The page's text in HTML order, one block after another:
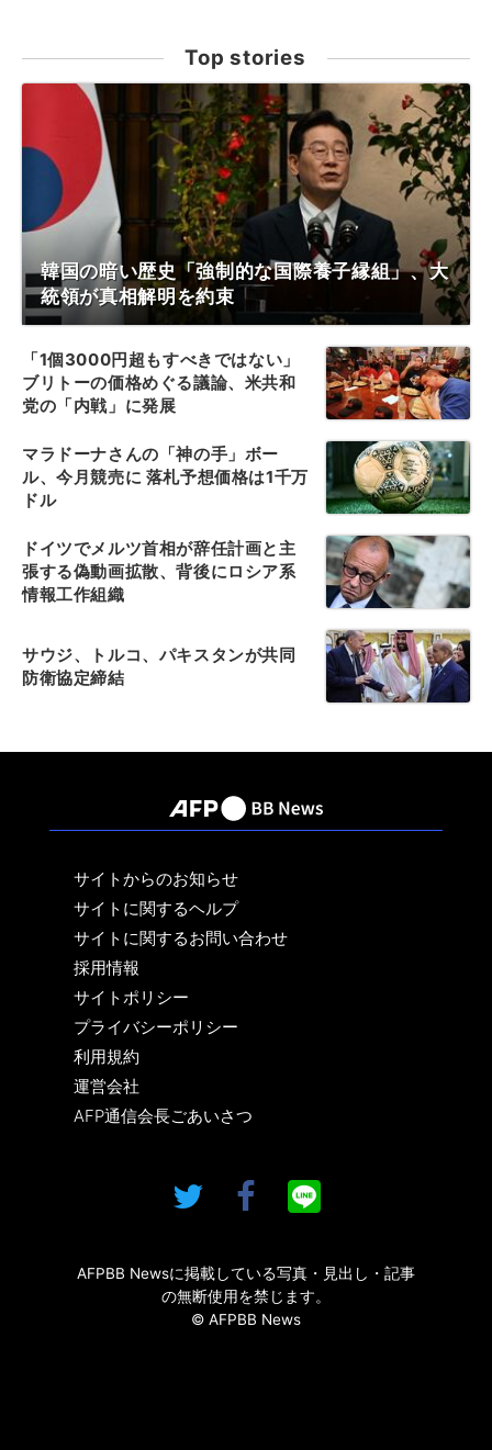
Top stories
韓国の暗い歴史「強制的な国際養子縁組」、大
統領が真相解明を約束
「1個3000円超もすべきではない」
ブリトーの価格めぐる議論、米共和
党の「内戦」に発展
マラドーナさんの「神の手」ボー
ル、今月競売に 落札予想価格は1千万
ドル
ドイツでメルツ首相が辞任計画と主
張する偽動画拡散、背後にロシア系
情報工作組織
サウジ、トルコ、パキスタンが共同
防衛協定締結
サイトからのお知らせ
サイトに関するヘルプ
サイトに関するお問い合わせ
採用情報
サイトポリシー
プライバシーポリシー
利用規約
運営会社
AFP通信会長ごあいさつ
AFPBB Newsに掲載している写真・見出し・記事
の無断使用を禁じます。
© AFPBB News